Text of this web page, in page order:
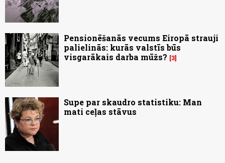
Pensionēšanās vecums Eiropā strauji
palielinās: kurās valstīs būs
visgarākais darba mūžs? 3
Supe par skaudro statistiku: Man
mati ceļas stāvus